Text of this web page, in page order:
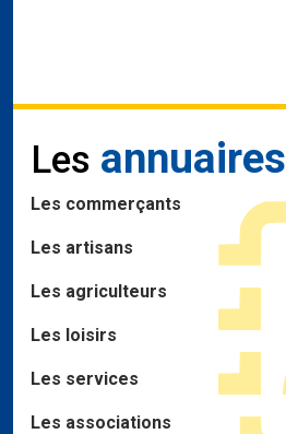
Les annuaires
Les commerçants
Les artisans
Les agriculteurs
Les loisirs
Les services
Les associations